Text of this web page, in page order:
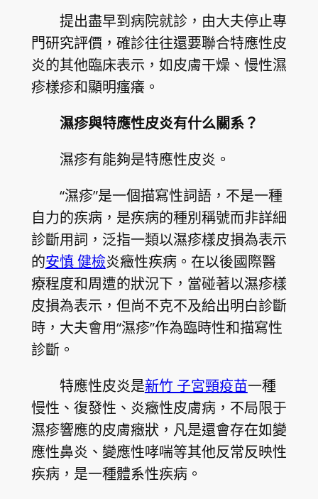
提出盡早到病院就診，由大夫停止專
門研究評價，確診往往還要聯合特應性皮
炎的其他臨床表示，如皮膚干燥、慢性濕
疹樣疹和顯明瘙癢。
濕疹與特應性皮炎有什么關系？
濕疹有能夠是特應性皮炎。
“濕疹”是一個描寫性詞語，不是一種
自力的疾病，是疾病的種別稱號而非詳細
診斷用詞，泛指一類以濕疹樣皮損為表示
的安慎 健檢炎癥性疾病。在以後國際醫
療程度和周遭的狀況下，當碰著以濕疹樣
皮損為表示，但尚不克不及給出明白診斷
時，大夫會用“濕疹”作為臨時性和描寫性
診斷。
特應性皮炎是新竹 子宮頸疫苗一種
慢性、復發性、炎癥性皮膚病，不局限于
濕疹響應的皮膚癥狀，凡是還會存在如變
應性鼻炎、變應性哮喘等其他反常反映性
疾病，是一種體系性疾病。